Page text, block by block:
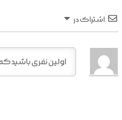
اشتراک در